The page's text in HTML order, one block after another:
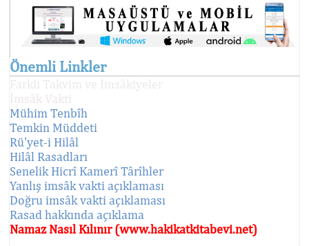
Önemli Linkler
İmsâk Vakti
Mühim Tenbîh
Temkin Müddeti
Rü'yet-i Hilâl
Hilâl Rasadları
Senelik Hicrî Kamerî Târîhler
Yanlış imsâk vakti açıklaması
Doğru imsâk vakti açıklaması
Rasad hakkında açıklama
Namaz Nasıl Kılınır (www.hakikatkitabevi.net)